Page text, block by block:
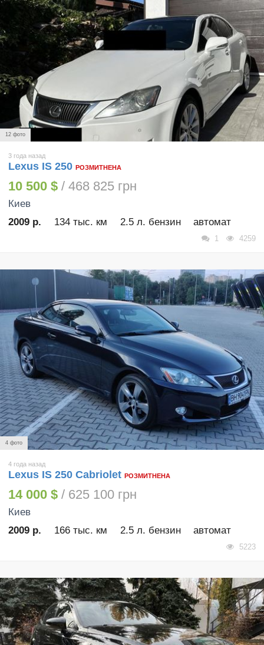
12 фото
3 года назад
Lexus IS 250 РОЗМИТНЕНА
10 500 $ / 468 825 грн
Киев
2009 р.
134 тыс. км 2.5 л. бензин автомат
1 4259
4 фото
4 года назад
Lexus IS 250 Cabriolet РОЗМИТНЕНА
14 000 $ / 625 100 грн
Киев
2009 р.
166 тыс. км 2.5 л. бензин автомат
5223